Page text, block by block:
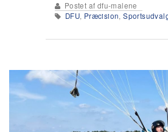
Postet af dfu-malene
DFU, Præcision,